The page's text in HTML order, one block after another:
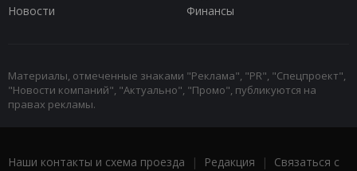
Новости
Финансы
Материалы, отмеченные знаками "Реклама", "PR", "Спецпроект",
"Новости компаний", "Актуально", "Промо", публикуются на
правах рекламы.
Наши контакты и схема проезда | Редакция | Связаться с